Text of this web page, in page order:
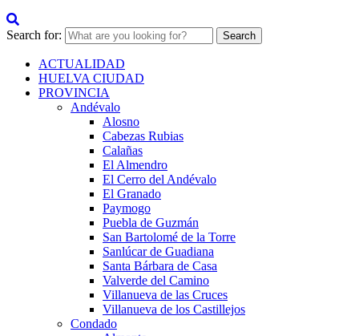
Search for:
ACTUALIDAD
HUELVA CIUDAD
PROVINCIA
Andévalo
Alosno
Cabezas Rubias
Calañas
El Almendro
El Cerro del Andévalo
El Granado
Paymogo
Puebla de Guzmán
San Bartolomé de la Torre
Sanlúcar de Guadiana
Santa Bárbara de Casa
Valverde del Camino
Villanueva de las Cruces
Villanueva de los Castillejos
Condado